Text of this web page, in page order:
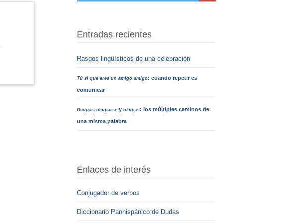
Entradas recientes
Rasgos lingüísticos de una celebración
Tú sí que eres un amigo amigo: cuando repetir es
comunicar
Ocupar, ocuparsey okupas: los múltiples caminos de
una misma palabra
Enlaces de interés
Conjugador de verbos
Diccionario Panhispánico de Dudas